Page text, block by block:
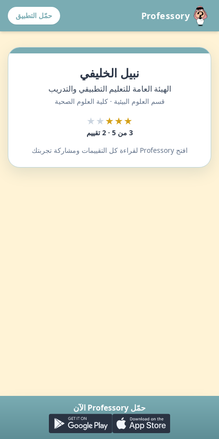
Professory حمّل التطبيق
نبيل الخليفي
الهيئة العامة للتعليم التطبيقي والتدريب
قسم العلوم البيئية · كلية العلوم الصحية
★★★
★★
3 من 5 · 2 تقييم
افتح Professory لقراءة كل التقييمات ومشاركة تجربتك
حمّل Professory الآن